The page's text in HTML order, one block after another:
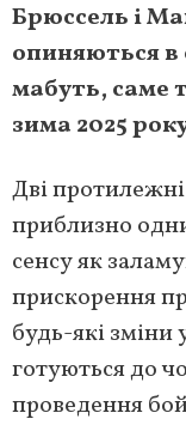
Брюссель і
опиняються в
мабуть, саме
зима 2025
Дві протилежні
приблизно
сенсу як
прискорення
будь-які зміни
готуються до
проведення